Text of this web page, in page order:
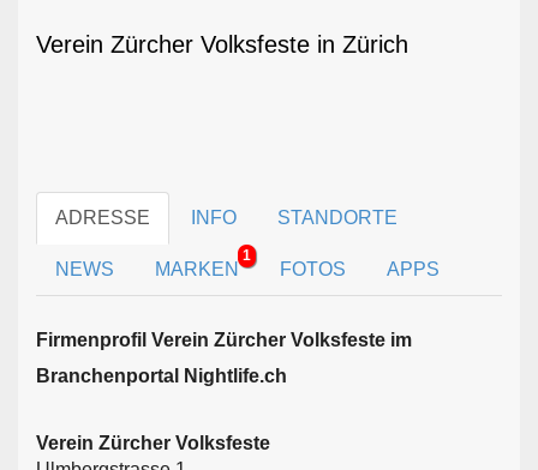
Verein Zürcher Volksfeste in Zürich
ADRESSE INFO STANDORTE
NEWS MARKEN
1
FOTOS APPS
Firmen­profil Verein Zürcher Volksfeste im
Branchen­portal Nightlife.ch
Verein Zürcher Volksfeste